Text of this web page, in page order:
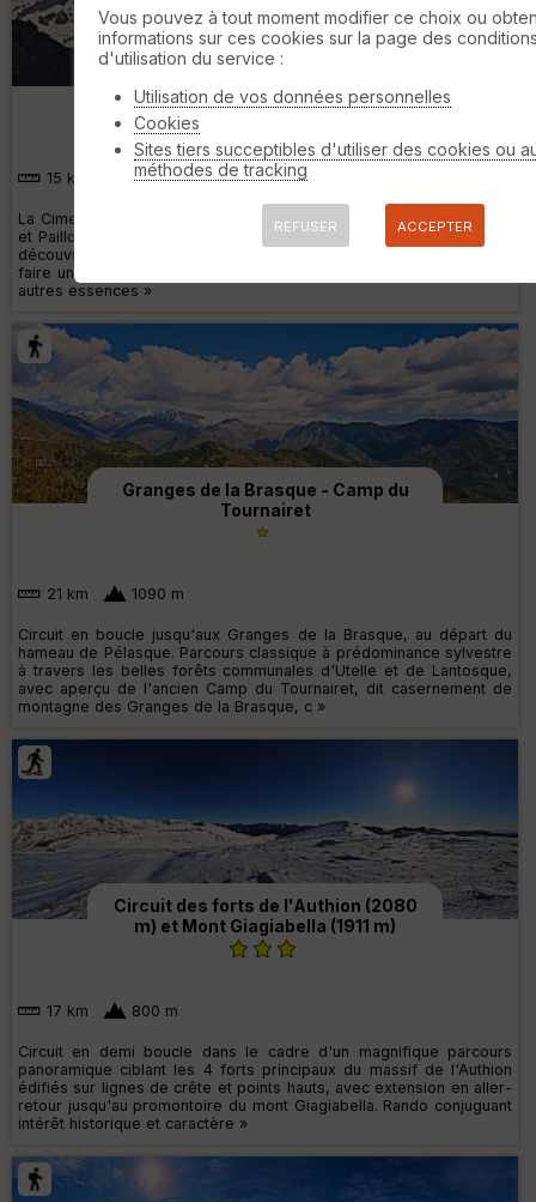
Pierre
15 km 1010 m
La Cime de Bonvillars,qui se dresse de ces 1376 m Entre Vésubie
et Paillon. Circuit sur des sentiers qui existent en réalité et qui font
découvrir des endroits insoupçonnés,aller à la cime de Bonvillars
faire une boucle,traverser la forêt de pins, de hêtres, d’érables et
autres essences »
Granges de la Brasque - Camp du
Tournairet
21 km 1090 m
Circuit en boucle jusqu'aux Granges de la Brasque, au départ du
hameau de Pélasque. Parcours classique à prédominance sylvestre
à travers les belles forêts communales d'Utelle et de Lantosque,
avec aperçu de l'ancien Camp du Tournairet, dit casernement de
montagne des Granges de la Brasque, c »
Circuit des forts de l'Authion (2080
m) et Mont Giagiabella (1911 m)
17 km 800 m
Circuit en demi boucle dans le cadre d'un magnifique parcours
panoramique ciblant les 4 forts principaux du massif de l'Authion
édifiés sur lignes de crête et points hauts, avec extension en aller-
retour jusqu'au promontoire du mont Giagiabella. Rando conjuguant
intérêt historique et caractère »
Vous pouvez à tout moment modifier ce choix ou
informations sur ces cookies sur la page des
d'utilisation du service :
Utilisation de vos données personnelles
Cookies
Sites tiers succeptibles d'utiliser des cookies ou
méthodes de tracking
REFUSER ACCEPTER